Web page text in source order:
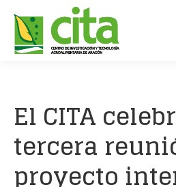
El CITA
tercera
proyecto